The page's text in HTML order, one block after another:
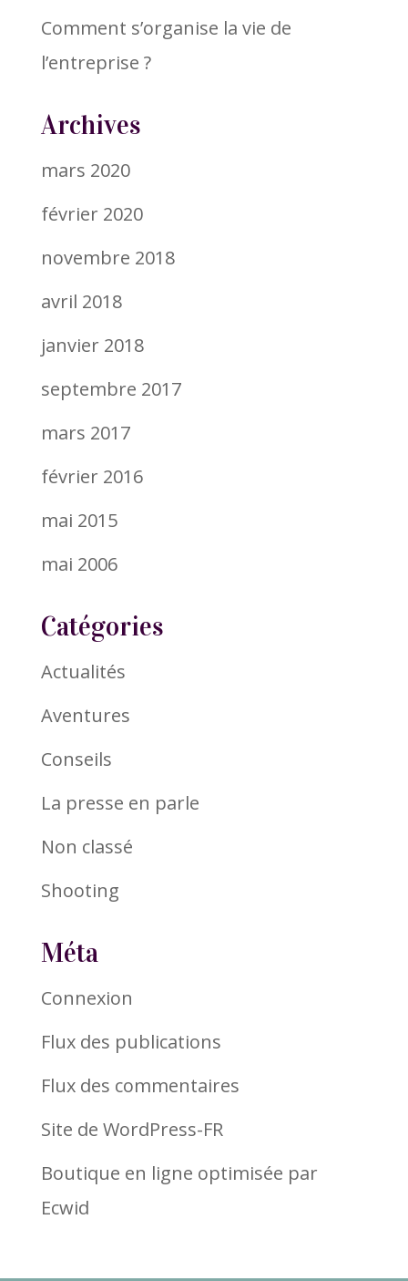
Comment s’organise la vie de
l’entreprise ?
Archives
mars 2020
février 2020
novembre 2018
avril 2018
janvier 2018
septembre 2017
mars 2017
février 2016
mai 2015
mai 2006
Catégories
Actualités
Aventures
Conseils
La presse en parle
Non classé
Shooting
Méta
Connexion
Flux des publications
Flux des commentaires
Site de WordPress-FR
Boutique en ligne optimisée par
Ecwid